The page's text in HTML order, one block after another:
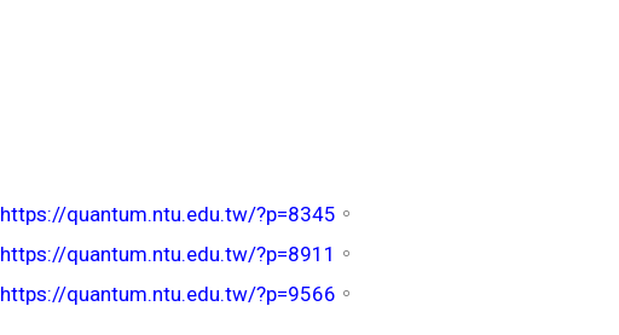
https://quantum.ntu.edu.tw/?p=8345 。
https://quantum.ntu.edu.tw/?p=8911 。
https://quantum.ntu.edu.tw/?p=9566 。